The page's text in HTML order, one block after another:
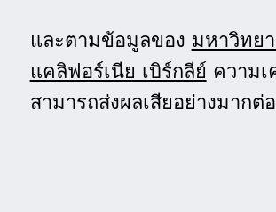
และตามข้อมูลของ มหาวิทย
แคลิฟอร์เนีย เบิร์กลีย์ ความเ
สามารถส่งผลเสียอย่างมาก